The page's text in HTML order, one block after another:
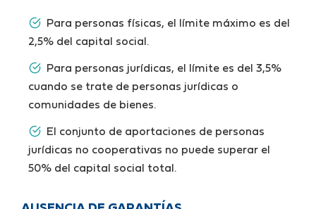
Para personas físicas, el límite máximo es del
2,5% del capital social.
Para personas jurídicas, el límite es del 3,5%
cuando se trate de personas jurídicas o
comunidades de bienes.
El conjunto de aportaciones de personas
jurídicas no cooperativas no puede superar el
50% del capital social total.